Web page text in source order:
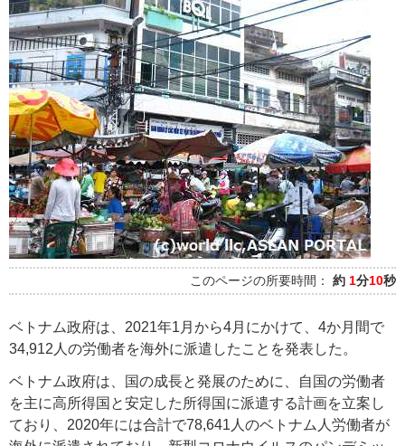
このページの所要時間： 約 1分10秒
ベトナム政府は、2021年1月から4月にかけて、4か月間で
34,912人の労働者を海外に派遣したことを発表した。
ベトナム政府は、国の成長と発展のために、自国の労働者
を主に高所得国と安定した所得国に派遣する計画を立案し
ており、2020年には合計で78,641人のベトナム人労働者が